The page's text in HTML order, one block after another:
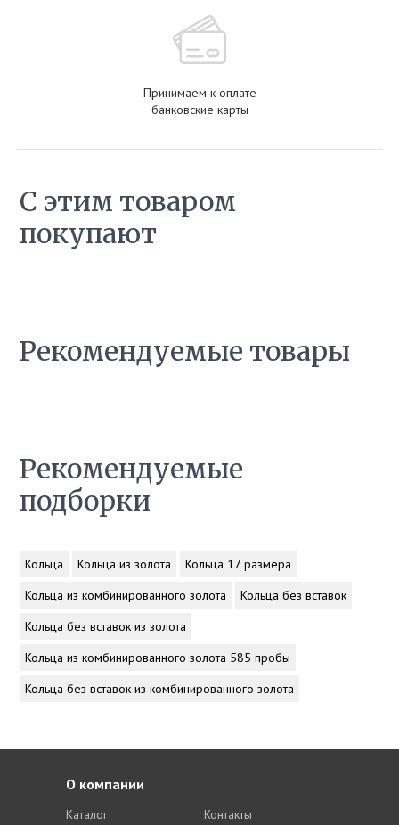
Принимаем к оплате
банковские карты
С этим товаром
покупают
Рекомендуемые товары
Рекомендуемые
подборки
Кольца Кольца из золота
Кольца 17 размера
Кольца из комбинированного золота
Кольца без вставок
Кольца без вставок из золота
Кольца из комбинированного золота 585 пробы
Кольца без вставок из комбинированного золота
О компании
Каталог
Контакты